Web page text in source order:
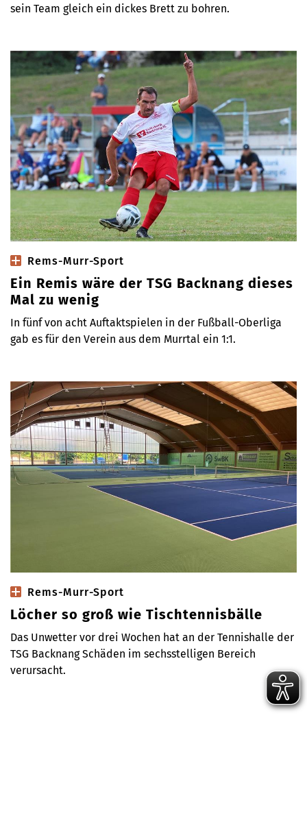
sein Team gleich ein dickes Brett zu bohren.
Rems-Murr-Sport
Ein Remis wäre der TSG Backnang dieses
Mal zu wenig
In fünf von acht Auftaktspielen in der Fußball-Oberliga
gab es für den Verein aus dem Murrtal ein 1:1.
Rems-Murr-Sport
Löcher so groß wie Tischtennisbälle
Das Unwetter vor drei Wochen hat an der Tennishalle der
TSG Backnang Schäden im sechsstelligen Bereich
verursacht.